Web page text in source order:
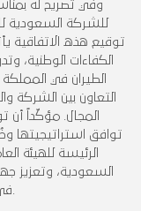
وفي تصريح له
للشركة السعودية
توقيع هذه
الكفاءات الوطنية،
الطيران في
التعاون بين الشركة
المجال. مؤكّداً
الرئيسة للهيئة
السعودية، وتعزيز